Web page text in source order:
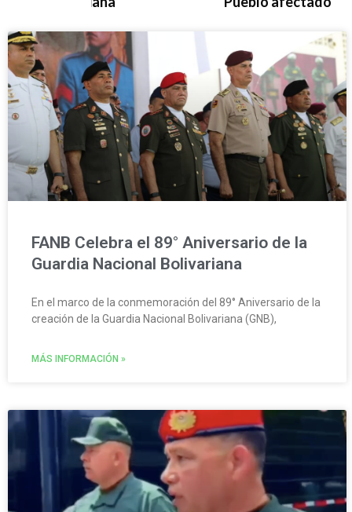
FANB Celebra el 89° Aniversario de la
Guardia Nacional Bolivariana
En el marco de la conmemoración del 89° Aniversario de la
creación de la Guardia Nacional Bolivariana (GNB),
MÁS INFORMACIÓN »
P
a
g
e
P
a
g
e
e
g
e
e
a
g
e
a
g
e